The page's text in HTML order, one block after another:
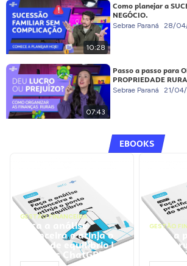
10:28
Como planejar a
NEGÓCIO.
Sebrae Paraná 28/
07:43
Passo a passo para
PROPRIEDADE
Sebrae Paraná 21/
EBOOKS
GESTÃO FINANCEIRA
Faça a análise
financeira e atinja o
ponto de equilíbrio |
Prompts ChatGPT
GESTÃO
Faça
seu